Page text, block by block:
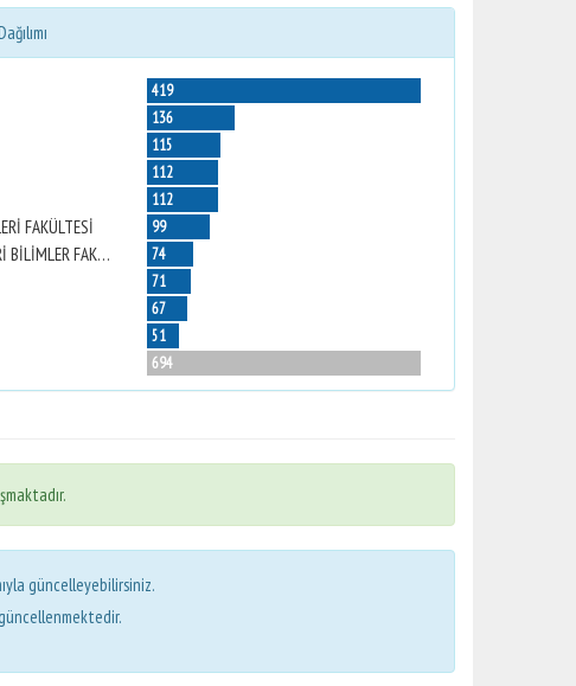
FAKÜLTESİ
NAZİLLİ İKTİSADİ VE İDARİ BİLİMLER FAKÜLTESİ
419
136
115
112
112
99
74
71
67
51
694
güncelleyebilirsiniz.